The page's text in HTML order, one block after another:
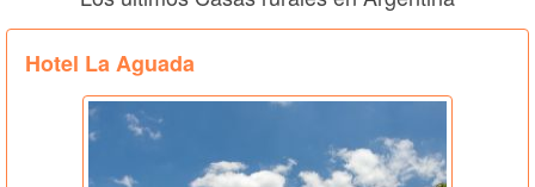
Hotel La Aguada